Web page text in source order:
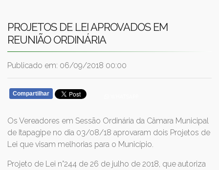
PROJETOS DE LEI APROVADOS EM
REUNIÃO ORDINÁRIA
Publicado em: 06/09/2018 00:00
Compartilhar
Os Vereadores em Sessão Ordinária da Câmara Municipal
de Itapagipe no dia 03/08/18 aprovaram dois Projetos de
Lei que visam melhorias para o Município.
Projeto de Lei n°244 de 26 de julho de 2018, que autoriza